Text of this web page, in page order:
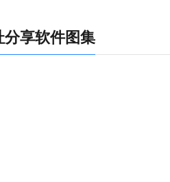
换分离器/解码器。
享软件图集